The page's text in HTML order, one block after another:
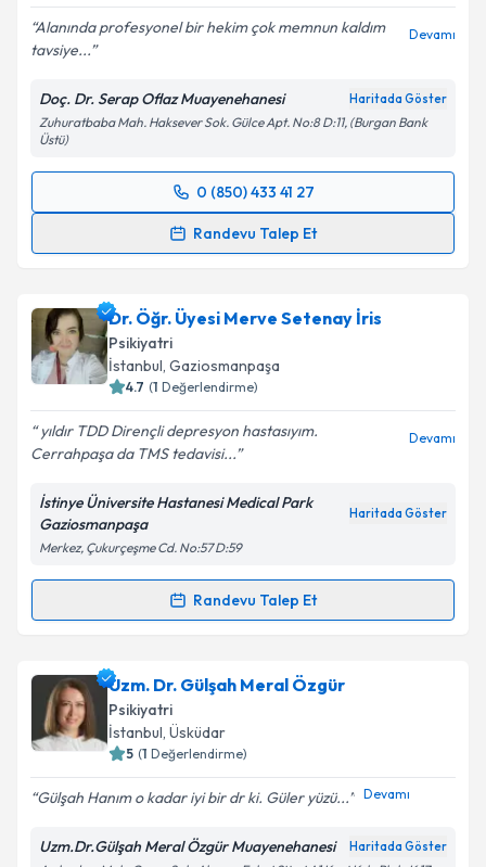
Kişisel verilerimin işlenmesine ilişkinAydınlatma
Alanında profesyonel bir hekim çok memnun kaldım
tavsiye...
Devamı
Doç. Dr. Serap Oflaz Muayenehanesi Haritada Göster
Zuhuratbaba Mah. Haksever Sok. Gülce Apt. No:8 D:11, (Burgan Bank
Üstü)
0 (850) 433 41 27
Randevu Talep Et
Randevu Takvimi Talebi
takvim hazırlandığında e-posta ile bilgilendireceğiz.
E-posta Adresiniz
kapsamda işlenmesini kabul ediyorum.
Takvim Talebini Gönder
Dr. Öğr. Üyesi Merve Setenay İris
Psikiyatri
İstanbul, Gaziosmanpaşa
4.7 (1 Değerlendirme)
yıldır TDD Dirençli depresyon hastasıyım.
Cerrahpaşa da TMS tedavisi...
Devamı
İstinye Üniversite Hastanesi Medical Park
Gaziosmanpaşa
Haritada Göster
Merkez, Çukurçeşme Cd. No:57 D:59
Randevu Talep Et
Randevu Takvimi Talebi
Dr. Öğr. Üyesi Merve Setenay İrisiçin randevu
takvimi talebi oluşturun. Size bu uzmandan randevu
almanız için bir takvim hazırlandığında e-posta ile
bilgilendireceğiz.
E-posta Adresiniz
Uzm. Dr. Gülşah Meral Özgür
Psikiyatri
İstanbul, Üsküdar
5 (1 Değerlendirme)
Gülşah Hanım o kadar iyi bir dr ki. Güler yüzü... Devamı
Uzm.Dr.Gülşah Meral Özgür Muayenehanesi Haritada Göster